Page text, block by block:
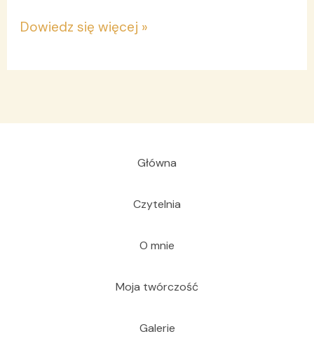
Dowiedz się więcej »
Główna
Czytelnia
O mnie
Moja twórczość
Galerie